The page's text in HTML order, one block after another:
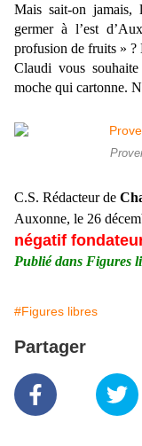
Mais sait-on jamais,
germer à l’est
profusion de fruits » ?
Claudi vous
moche qui cartonne.
C.S. Rédacteur de
Auxonne, le 26
négatif
Publié dans Figures
#Figures libres
Partager